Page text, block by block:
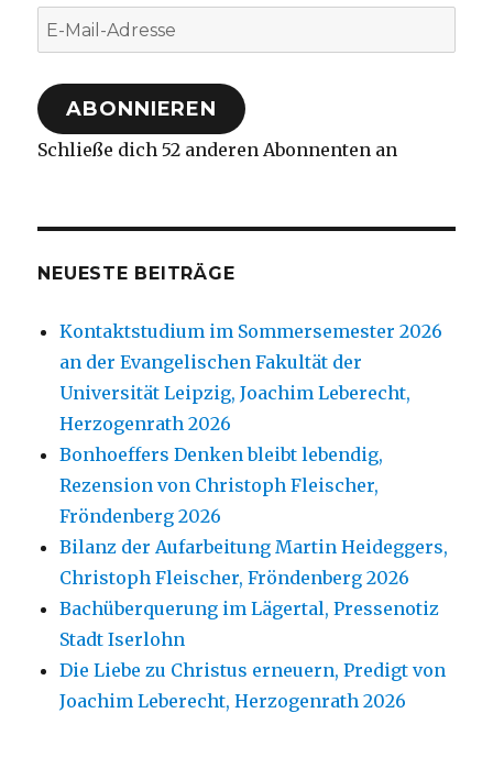
E-
Mail-
Adresse
ABONNIEREN
Schließe dich 52 anderen Abonnenten an
NEUESTE BEITRÄGE
Kontaktstudium im Sommersemester 2026
an der Evangelischen Fakultät der
Universität Leipzig, Joachim Leberecht,
Herzogenrath 2026
Bonhoeffers Denken bleibt lebendig,
Rezension von Christoph Fleischer,
Fröndenberg 2026
Bilanz der Aufarbeitung Martin Heideggers,
Christoph Fleischer, Fröndenberg 2026
Bachüberquerung im Lägertal, Pressenotiz
Stadt Iserlohn
Die Liebe zu Christus erneuern, Predigt von
Joachim Leberecht, Herzogenrath 2026